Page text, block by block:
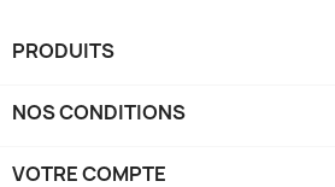
PRODUITS
NOS CONDITIONS
VOTRE COMPTE